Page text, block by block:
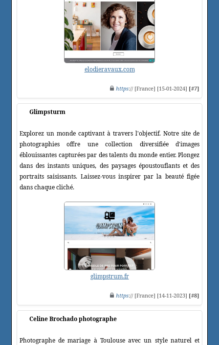
elodieravaux.com
https:// [France] [15-01-2024] [#7]
Glimpsturm
Explorez un monde captivant à travers l'objectif. Notre site de
photographies offre une collection diversifiée d'images
éblouissantes capturées par des talents du monde entier. Plongez
dans des instants uniques, des paysages époustouflants et des
portraits saisissants. Laissez-vous inspirer par la beauté figée
dans chaque cliché.
glimpstrum.fr
https:// [France] [14-11-2023] [#8]
Celine Brochado photographe
Photographe de mariage à Toulouse avec un style naturel et